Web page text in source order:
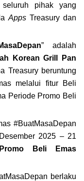
pihak yang
Apps
” adalah
Korean Grill Pan
Treasury beruntung
melalui fitur Beli
Periode Promo Beli
#BuatMasaDepan
2025 – 21
Beli Emas
berlaku